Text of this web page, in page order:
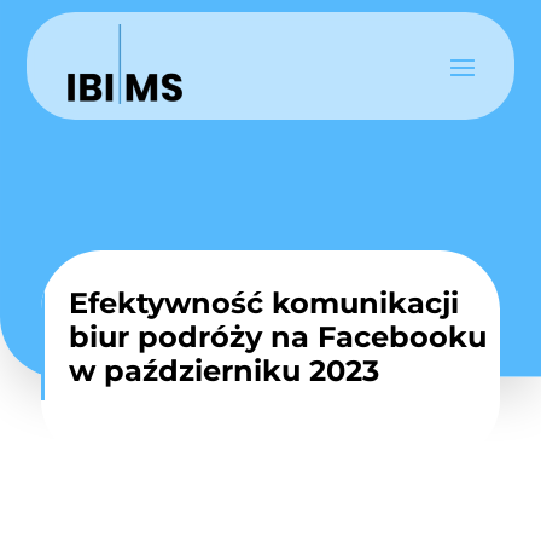
Efektywność komunikacji
biur podróży na Facebooku
w październiku 2023